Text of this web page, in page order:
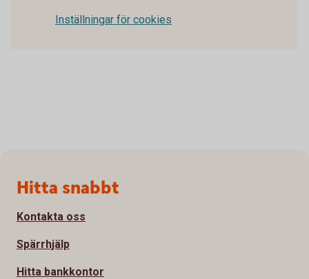
Inställningar för cookies
Sidfot
Hitta snabbt
Kontakta oss
Spärrhjälp
Hitta bankkontor